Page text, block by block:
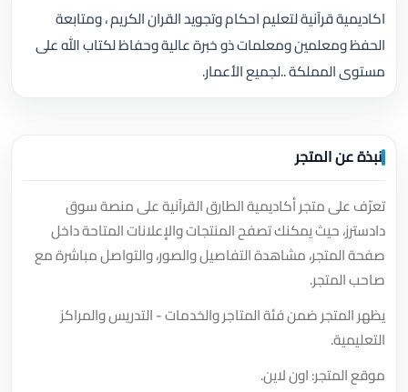
اكاديمية قرآنية لتعليم احكام وتجويد القران الكريم ، ومتابعة
الحفظ ومعلمين ومعلمات ذو خبرة عالية وحفاظ لكتاب الله على
مستوى المملكة ..لجميع الأعمار.
نبذة عن المتجر
تعرّف على متجر أكاديمية الطارق القرآنية على منصة سوق
دادسترز، حيث يمكنك تصفح المنتجات والإعلانات المتاحة داخل
صفحة المتجر، مشاهدة التفاصيل والصور، والتواصل مباشرة مع
صاحب المتجر.
يظهر المتجر ضمن فئة المتاجر والخدمات - التدريس والمراكز
التعليمية.
موقع المتجر: اون لاين.